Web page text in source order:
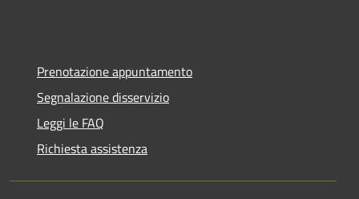
Prenotazione appuntamento
Segnalazione disservizio
Leggi le FAQ
Richiesta assistenza